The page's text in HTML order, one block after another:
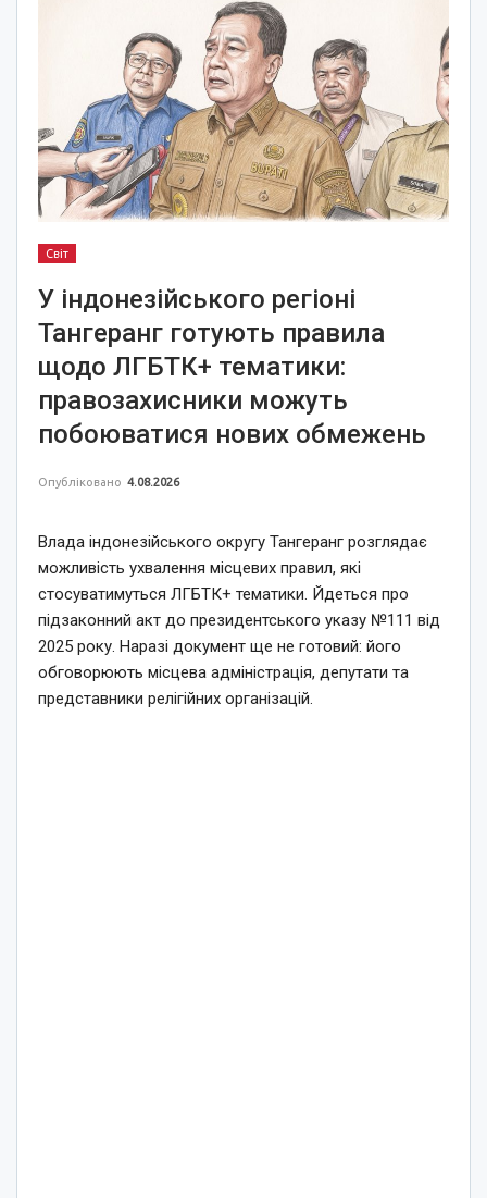
Світ
У індонезійського регіоні
Тангеранг готують правила
щодо ЛГБТК+ тематики:
правозахисники можуть
побоюватися нових обмежень
Опубліковано 4.08.2026
Влада індонезійського округу Тангеранг розглядає
можливість ухвалення місцевих правил, які
стосуватимуться ЛГБТК+ тематики. Йдеться про
підзаконний акт до президентського указу №111 від
2025 року. Наразі документ ще не готовий: його
обговорюють місцева адміністрація, депутати та
представники релігійних організацій.